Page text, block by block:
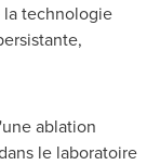
technologie
ablation
le laboratoire